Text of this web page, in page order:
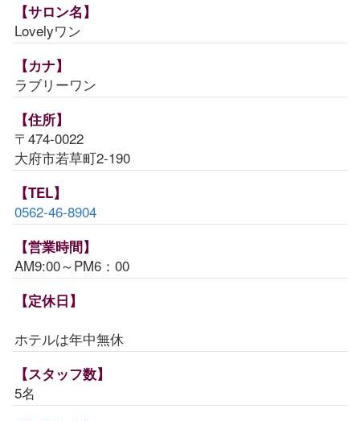
【サロン名】
Lovelyワン
【カナ】
ラブリーワン
【住所】
〒474-0022
大府市若草町2-190
【TEL】
0562-46-8904
【営業時間】
AM9:00～PM6：00
【定休日】
ホテルは年中無休
【スタッフ数】
5名